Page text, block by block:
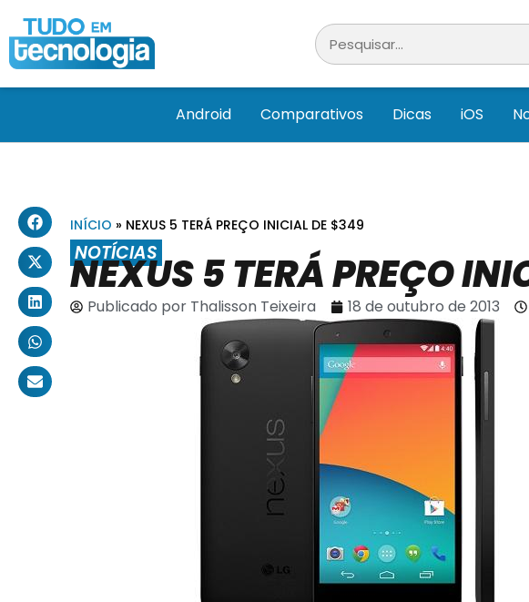
Android Comparativos Dicas iOS
INÍCIO » NEXUS 5 TERÁ PREÇO INICIAL DE $349
NOTÍCIAS
NEXUS 5 TERÁ PREÇO
Publicado porThalisson Teixeira 18 de outubro de 2013